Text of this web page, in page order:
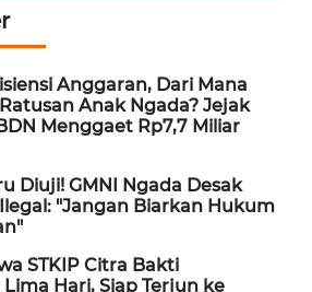
Anggaran, Dari Mana
Anak Ngada? Jejak
Menggaet Rp7,7 Miliar
Diuji! GMNI Ngada Desak
"Jangan Biarkan Hukum
STKIP Citra Bakti
Hari, Siap Terjun ke